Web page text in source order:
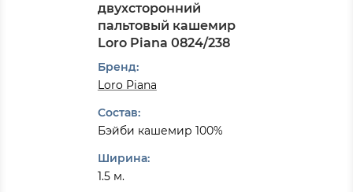
двухсторонний
пальтовый кашемир
Loro Piana 0824/238
Бренд:
Loro Piana
Состав:
Бэйби кашемир 100%
Ширина:
1.5 м.